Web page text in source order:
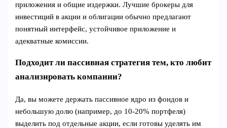
приложения и общие издержки. Лучшие брокеры для
инвестиций в акции и облигации обычно предлагают
понятный интерфейс, устойчивое приложение и
адекватные комиссии.
Подходит ли пассивная стратегия тем, кто любит
анализировать компании?
Да, вы можете держать пассивное ядро из фондов и
небольшую долю (например, до 10-20% портфеля)
выделить под отдельные акции, если готовы уделять им